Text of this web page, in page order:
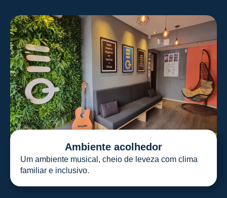
Ambiente acolhedor
Um ambiente musical, cheio de leveza com clima
familiar e inclusivo.